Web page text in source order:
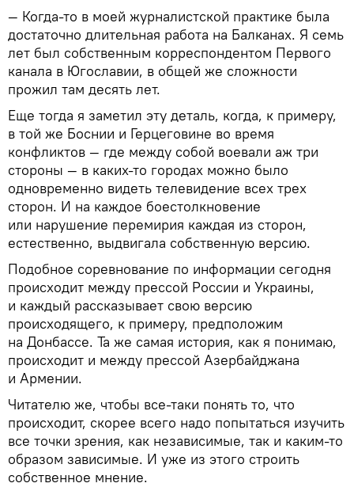
— Когда-то в моей журналистской практике была
достаточно длительная работа на Балканах. Я семь
лет был собственным корреспондентом Первого
канала в Югославии, в общей же сложности
прожил там десять лет.
Еще тогда я заметил эту деталь, когда, к примеру,
в той же Боснии и Герцеговине во время
конфликтов — где между собой воевали аж три
стороны — в каких-то городах можно было
одновременно видеть телевидение всех трех
сторон. И на каждое боестолкновение
или нарушение перемирия каждая из сторон,
естественно, выдвигала собственную версию.
Подобное соревнование по информации сегодня
происходит между прессой России и Украины,
и каждый рассказывает свою версию
происходящего, к примеру, предположим
на Донбассе. Та же самая история, как я понимаю,
происходит и между прессой Азербайджана
и Армении.
Читателю же, чтобы все-таки понять то, что
происходит, скорее всего надо попытаться изучить
все точки зрения, как независимые, так и каким-то
образом зависимые. И уже из этого строить
собственное мнение.